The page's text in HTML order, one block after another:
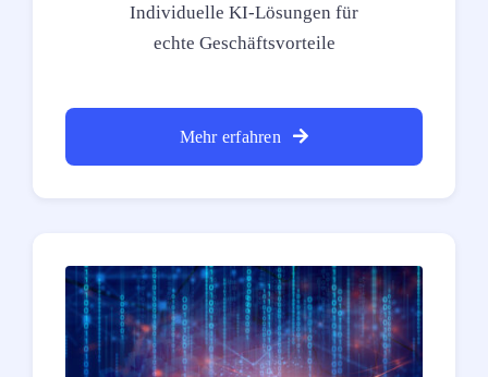
Individuelle KI-Lösungen für
echte Geschäftsvorteile
Mehr erfahren